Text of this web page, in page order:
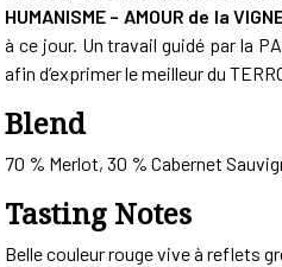
HUMANISME – AMOUR de la
à ce jour. Un travail guidé par la
afin d’exprimer le meilleur du
Blend
70 % Merlot, 30 % Cabernet
Tasting Notes
Belle couleur rouge vive à reflets